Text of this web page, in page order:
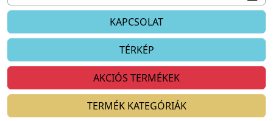
KAPCSOLAT
TÉRKÉP
AKCIÓS TERMÉKEK
TERMÉK KATEGÓRIÁK